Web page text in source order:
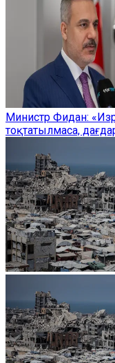
Министр Фидан:
тоқтатылмаса,